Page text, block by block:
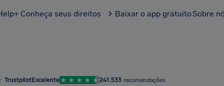
Conheça seus direitos Baixar o app gratuitoSobre
TrustpilotExcelente 241.533 recomendações